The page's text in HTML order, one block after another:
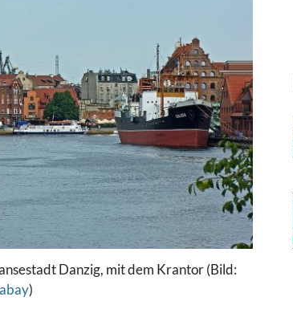
Danzig, mit dem Krantor (Bild:
)